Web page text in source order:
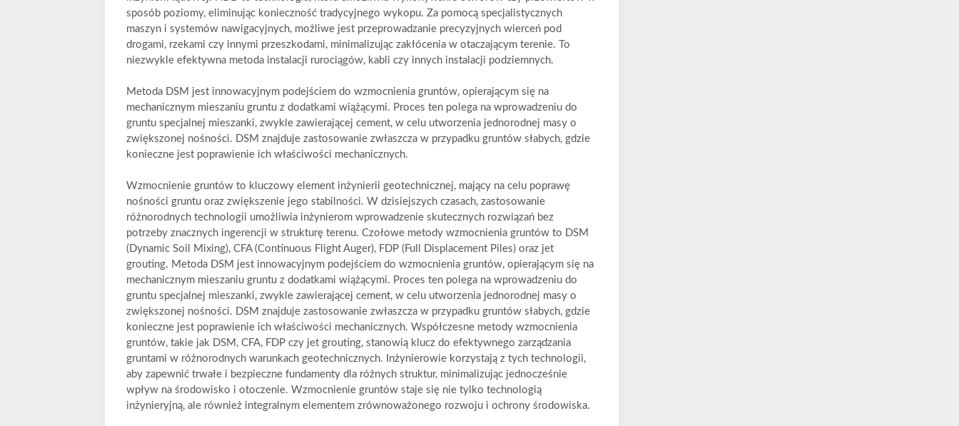
sposób poziomy, eliminując konieczność tradycyjnego wykopu. Za pomocą specjalistycznych
maszyn i systemów nawigacyjnych, możliwe jest przeprowadzanie precyzyjnych wierceń pod
drogami, rzekami czy innymi przeszkodami, minimalizując zakłócenia w otaczającym terenie. To
niezwykle efektywna metoda instalacji rurociągów, kabli czy innych instalacji podziemnych.
Metoda DSM jest innowacyjnym podejściem do wzmocnienia gruntów, opierającym się na
mechanicznym mieszaniu gruntu z dodatkami wiążącymi. Proces ten polega na wprowadzeniu do
gruntu specjalnej mieszanki, zwykle zawierającej cement, w celu utworzenia jednorodnej masy o
zwiększonej nośności. DSM znajduje zastosowanie zwłaszcza w przypadku gruntów słabych, gdzie
konieczne jest poprawienie ich właściwości mechanicznych.
Wzmocnienie gruntów to kluczowy element inżynierii geotechnicznej, mający na celu poprawę
nośności gruntu oraz zwiększenie jego stabilności. W dzisiejszych czasach, zastosowanie
różnorodnych technologii umożliwia inżynierom wprowadzenie skutecznych rozwiązań bez
potrzeby znacznych ingerencji w strukturę terenu. Czołowe metody wzmocnienia gruntów to DSM
(Dynamic Soil Mixing), CFA (Continuous Flight Auger), FDP (Full Displacement Piles) oraz jet
grouting. Metoda DSM jest innowacyjnym podejściem do wzmocnienia gruntów, opierającym się na
mechanicznym mieszaniu gruntu z dodatkami wiążącymi. Proces ten polega na wprowadzeniu do
gruntu specjalnej mieszanki, zwykle zawierającej cement, w celu utworzenia jednorodnej masy o
zwiększonej nośności. DSM znajduje zastosowanie zwłaszcza w przypadku gruntów słabych, gdzie
konieczne jest poprawienie ich właściwości mechanicznych. Współczesne metody wzmocnienia
gruntów, takie jak DSM, CFA, FDP czy jet grouting, stanowią klucz do efektywnego zarządzania
gruntami w różnorodnych warunkach geotechnicznych. Inżynierowie korzystają z tych technologii,
aby zapewnić trwałe i bezpieczne fundamenty dla różnych struktur, minimalizując jednocześnie
wpływ na środowisko i otoczenie. Wzmocnienie gruntów staje się nie tylko technologią
inżynieryjną, ale również integralnym elementem zrównoważonego rozwoju i ochrony środowiska.